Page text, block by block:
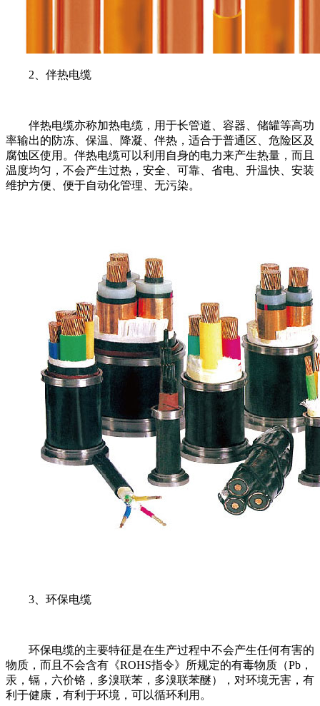
2、伴热电缆
伴热电缆亦称加热电缆，用于长管道、容器、储罐等高功
率输出的防冻、保温、降凝、伴热，适合于普通区、危险区及
腐蚀区使用。伴热电缆可以利用自身的电力来产生热量，而且
温度均匀，不会产生过热，安全、可靠、省电、升温快、安装
维护方便、便于自动化管理、无污染。
3、环保电缆
环保电缆的主要特征是在生产过程中不会产生任何有害的
物质，而且不会含有《ROHS指令》所规定的有毒物质（Pb，
汞，镉，六价铬，多溴联苯，多溴联苯醚），对环境无害，有
利于健康，有利于环境，可以循环利用。